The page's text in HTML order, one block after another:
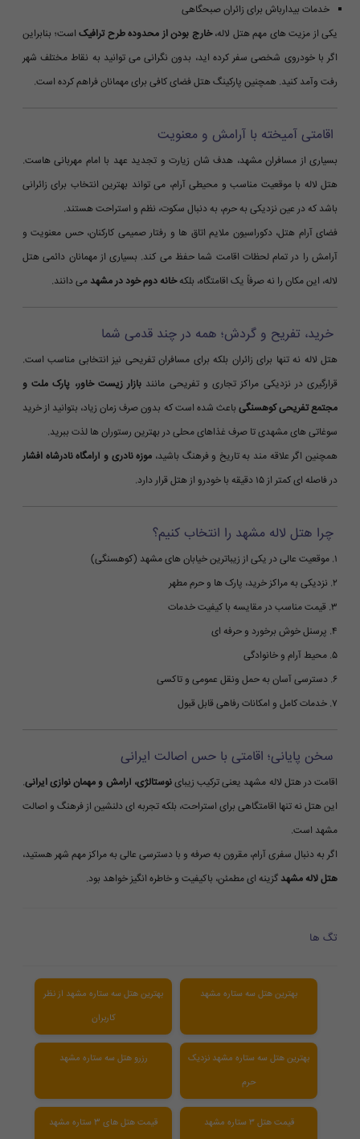
خدمات بیدارباش برای زائران صبحگاهی
یکی از مزیت های مهم هتل لاله،خارج بودن از محدوده طرح ترافیک است؛ بنابراین
اگر با خودروی شخصی سفر کرده اید، بدون نگرانی می توانید به نقاط مختلف شهر
رفت وآمد کنید. همچنین پارکینگ هتل فضای کافی برای مهمانان فراهم کرده است.
اقامتی آمیخته با آرامش و معنویت
بسیاری از مسافران مشهد، هدف شان زیارت و تجدید عهد با امام مهربانی هاست.
هتل لاله با موقعیت مناسب و محیطی آرام، می تواند بهترین انتخاب برای زائرانی
باشد که در عین نزدیکی به حرم، به دنبال سکوت، نظم و استراحت هستند.
فضای آرام هتل، دکوراسیون ملایم اتاق ها و رفتار صمیمی کارکنان، حس معنویت و
آرامش را در تمام لحظات اقامت شما حفظ می کند. بسیاری از مهمانان دائمی هتل
لاله، این مکان را نه صرفاً یک اقامتگاه، بلکهخانه دوم خود در مشهد می دانند.
خرید، تفریح و گردش؛ همه در چند قدمی شما
هتل لاله نه تنها برای زائران بلکه برای مسافران تفریحی نیز انتخابی مناسب است.
قرارگیری در نزدیکی مراکز تجاری و تفریحی مانند بازار زیست خاور، پارک ملت و
مجتمع تفریحی کوهسنگی باعث شده است که بدون صرف زمان زیاد، بتوانید از خرید
سوغاتی های مشهدی تا صرف غذاهای محلی در بهترین رستوران ها لذت ببرید.
همچنین اگر علاقه مند به تاریخ و فرهنگ باشید، موزه نادری و آرامگاه نادرشاه افشار
در فاصله ای کمتر از ۱۵ دقیقه با خودرو از هتل قرار دارد.
چرا هتل لاله مشهد را انتخاب کنیم؟
۱. موقعیت عالی در یکی از زیباترین خیابان های مشهد (کوهسنگی)
۲. نزدیکی به مراکز خرید، پارک ها و حرم مطهر
۳. قیمت مناسب در مقایسه با کیفیت خدمات
۴. پرسنل خوش برخورد و حرفه ای
۵. محیط آرام و خانوادگی
۶. دسترسی آسان به حمل ونقل عمومی و تاکسی
۷. خدمات کامل و امکانات رفاهی قابل قبول
سخن پایانی؛ اقامتی با حس اصالت ایرانی
اقامت در هتل لاله مشهد یعنی ترکیب زیباینوستالژی، آرامش و مهمان نوازی ایرانی.
این هتل نه تنها اقامتگاهی برای استراحت، بلکه تجربه ای دلنشین از فرهنگ و اصالت
مشهد است.
اگر به دنبال سفری آرام، مقرون به صرفه و با دسترسی عالی به مراکز مهم شهر هستید،
هتل لاله مشهد گزینه ای مطمئن، باکیفیت و خاطره انگیز خواهد بود.
تگ ها
بهترین هتل سه ستاره مشهد
بهترین هتل سه ستاره مشهد از نظر
کاربران
بهترین هتل سه ستاره مشهد نزدیک
حرم
رزرو هتل سه ستاره مشهد
قیمت هتل ۳ ستاره مشهد
قیمت هتل های 3 ستاره مشهد